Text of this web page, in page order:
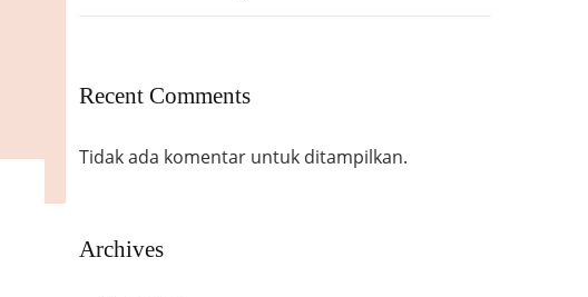
Recent Comments
Tidak ada komentar untuk ditampilkan.
Archives